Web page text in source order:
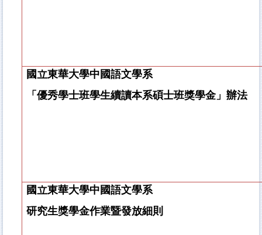
國立東華大學中國語文學系
「優秀學士班學生續讀本系碩士班獎學金」辦法
國立東華大學中國語文學系
研究生獎學金作業暨發放細則